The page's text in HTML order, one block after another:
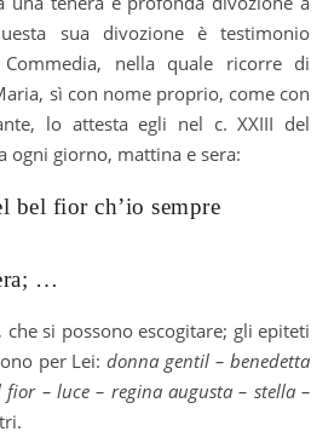
sua divozione è testimonio
nella quale ricorre di
sì con nome proprio, come con
lo attesta egli nel c. XXIII del
ogni giorno, mattina e sera:
bel fior ch’io sempre
…
si possono escogitare; gli epiteti
per Lei:donna gentil – benedetta
fior – luce – regina augusta – stella –